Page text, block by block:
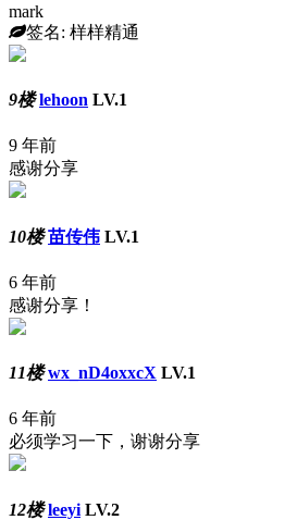
mark
签名: 样样精通
9楼 lehoon LV.1
9 年前
感谢分享
10楼 苗传伟 LV.1
6 年前
感谢分享！
11楼 wx_nD4oxxcX LV.1
6 年前
必须学习一下，谢谢分享
12楼 leeyi LV.2